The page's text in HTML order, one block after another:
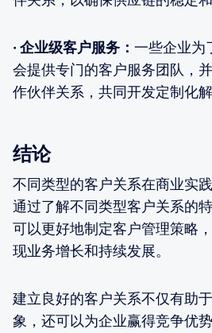
· 企业级客户服务： 一些企业为
会提供专门的客户服务团队，
作伙伴关系，共同开发定制化解
结论
不同类型的客户关系在商业实
通过了解不同类型客户关系的
可以更好地制定客户管理策略
现业务增长和持续发展。
建立良好的客户关系不仅有助
象，还可以为企业赢得竞争优